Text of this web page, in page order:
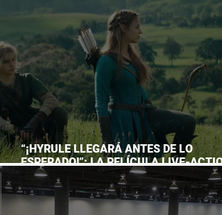
“¡HYRULE LLEGARÁ ANTES DE LO
ESPERADO!”: LA PELÍCULA LIVE-
DE THE LEGEND OF ZELDA ADELANTA
ESTRENO